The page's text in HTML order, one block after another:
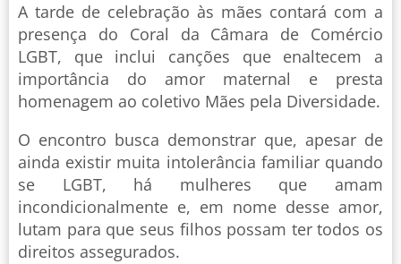
A tarde de celebração às mães contará com a
presença do Coral da Câmara de Comércio
LGBT, que inclui canções que enaltecem a
importância do amor maternal e presta
homenagem ao coletivo Mães pela Diversidade.
O encontro busca demonstrar que, apesar de
ainda existir muita intolerância familiar quando
se LGBT, há mulheres que amam
incondicionalmente e, em nome desse amor,
lutam para que seus filhos possam ter todos os
direitos assegurados.